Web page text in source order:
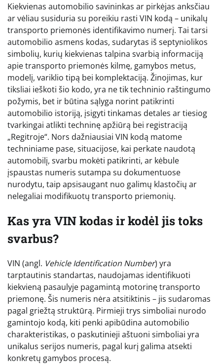
Kiekvienas automobilio savininkas ar pirkėjas anksčiau
ar vėliau susiduria su poreikiu rasti VIN kodą – unikalų
transporto priemonės identifikavimo numerį. Tai tarsi
automobilio asmens kodas, sudarytas iš septyniolikos
simbolių, kurių kiekvienas talpina svarbią informaciją
apie transporto priemonės kilmę, gamybos metus,
modelį, variklio tipą bei komplektaciją. Žinojimas, kur
tiksliai ieškoti šio kodo, yra ne tik techninio raštingumo
požymis, bet ir būtina sąlyga norint patikrinti
automobilio istoriją, įsigyti tinkamas detales ar tiesiog
tvarkingai atlikti techninę apžiūrą bei registraciją
„Regitroje“. Nors dažniausiai VIN kodą matome
techniniame pase, situacijose, kai perkate naudotą
automobilį, svarbu mokėti patikrinti, ar kėbule
įspaustas numeris sutampa su dokumentuose
nurodytu, taip apsisaugant nuo galimų klastočių ar
nelegaliai modifikuotų transporto priemonių.
Kas yra VIN kodas ir kodėl jis toks
svarbus?
VIN (angl. Vehicle Identification Number) yra
tarptautinis standartas, naudojamas identifikuoti
kiekvieną pasaulyje pagamintą motorinę transporto
priemonę. Šis numeris nėra atsitiktinis – jis sudaromas
pagal griežtą struktūrą. Pirmieji trys simboliai nurodo
gamintojo kodą, kiti penki apibūdina automobilio
charakteristikas, o paskutinieji aštuoni simboliai yra
unikalus serijos numeris, pagal kurį galima atsekti
konkretų gamybos procesą.